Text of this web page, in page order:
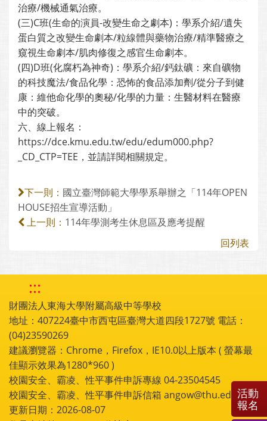
治療/機械通氣治療。
(三)C班(生命的演員-改變生命之劇本)：學系介紹/遺失
蛋白質之改變生命劇本/粒線體與藥物治療/精準醫療之
窺視生命劇本/肌肉修復之感官生命劇本。
(四)D班(化腐朽為神奇)：學系介紹/鈣鈦礦：來自礦物
的科技魔法/食品化學：恐怖的食品添加劑/從分子到健
康：維他命化學的奧秘/化學的力量：生醫材料在醫療
中的突破。
六、線上報名：
https://dce.kmu.edu.tw/edu/edum000.php?
_CD_CTP=TEE，並請詳閱相關規定。
下一則： 國立臺灣師範大學學系舉辦之「114年OPEN
HOUSE招生宣導活動」
上一則： 114年學測考生休息區及應考提醒
回列表
:::
財團法人東海大學附屬高級中等學校
地址：407224臺中市西屯區臺灣大道四段1727號 電話：
(04)23590269
建議瀏覽器：Chrome，Firefox，IE10.0以上版本 ( 螢幕最
佳顯示效果為1280*960 )
校園安全、霸凌、性平事件申訴專線 04-23504545
校園安全、霸凌、性平事件申訴信箱 angow@thu.edu.tw
更新日期：2026-08-07
活動
報名